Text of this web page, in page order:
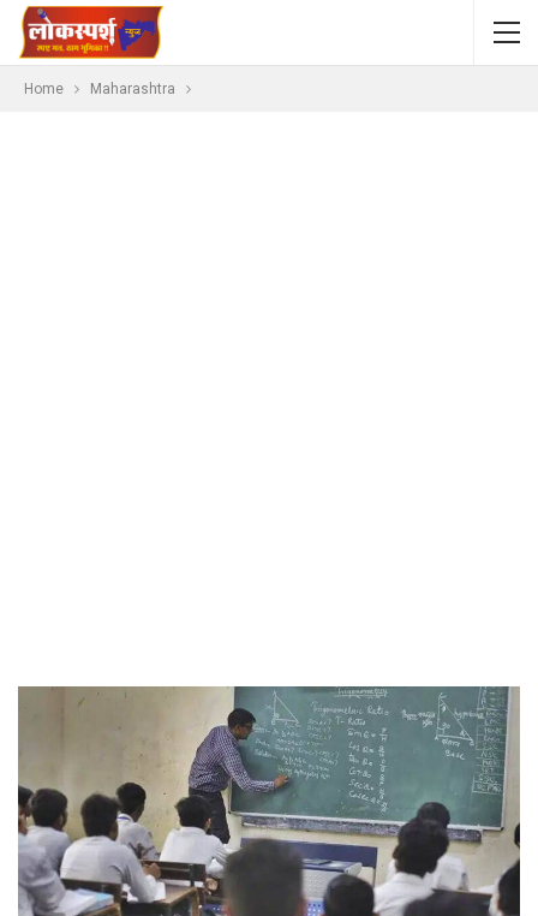
Home Maharashtra